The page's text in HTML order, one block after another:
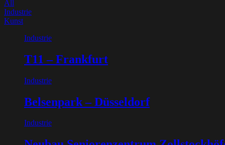
All
Industrie
Kunst
Industrie
T11 – Frankfurt
Industrie
Belsenpark – Düsseldorf
Industrie